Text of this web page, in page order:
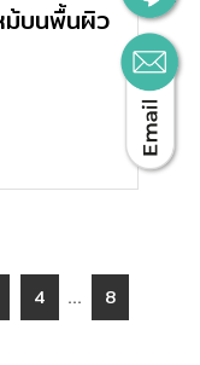
ม้บนพื้นผิว
4 …
8